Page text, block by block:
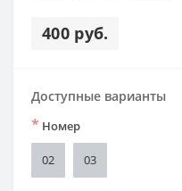
400 руб.
Доступные варианты
* Номер
02 03